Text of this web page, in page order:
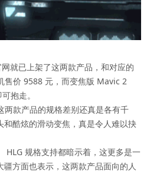
就已上架了这两款产品，和对应的
售价 9588 元，而变焦版 Mavic 2
抱走。
款产品的规格差别还真是各有千
酷炫的滑动变焦，真是令人难以抉
HLG 规格支持都暗示着，这更多是一
方面也表示，这两款产品面向的人